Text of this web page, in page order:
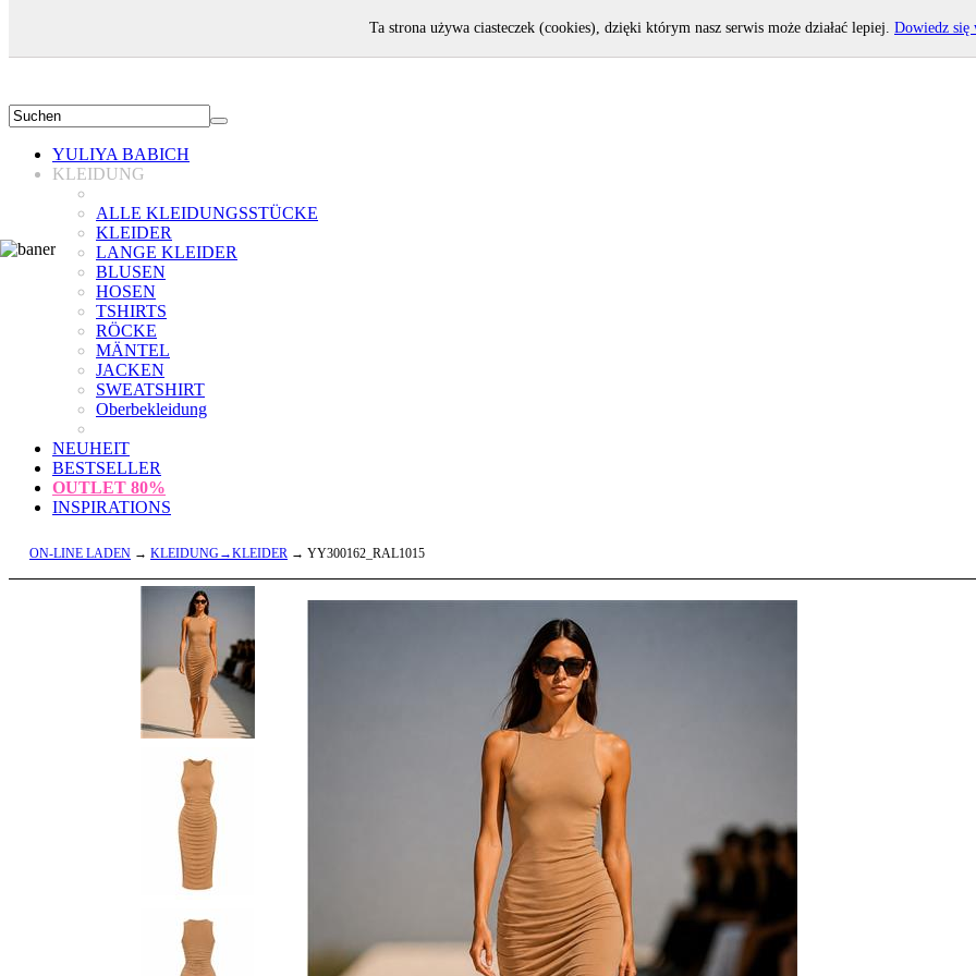
YULIYA BABICH
KLEIDUNG
ALLE KLEIDUNGSSTÜCKE
KLEIDER
LANGE KLEIDER
BLUSEN
HOSEN
TSHIRTS
RÖCKE
MÄNTEL
JACKEN
SWEATSHIRT
Oberbekleidung
NEUHEIT
BESTSELLER
OUTLET 80%
INSPIRATIONS
ON-LINE LADEN → KLEIDUNG→KLEIDER → YY300162_RAL1015
Ta strona używa ciasteczek (cookies), dzięki którym nasz serwis może działać lepiej. Dowiedz się